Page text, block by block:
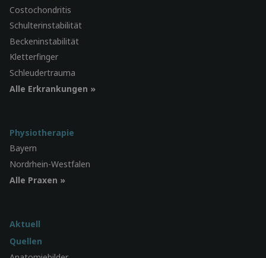
Costochondritis
Schulterinstabilität
Beckeninstabilität
Kletterfinger
Schleudertrauma
Alle Erkrankungen »
Physiotherapie
Bayern
Nordrhein-Westfalen
Alle Praxen »
Aktuell
Quellen